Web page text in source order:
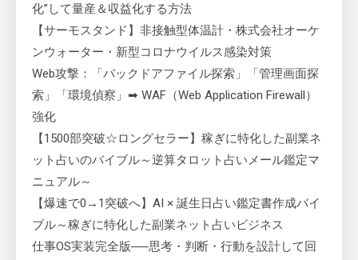
化”して量産＆収益化する方法
【サーモスタンド】非接触型体温計・株式会社オーケ
ンウォーター・新型コロナウイルス感染対策
Web攻撃：「バックドアファイル探索」「管理画面探
索」「環境偵察」➡ WAF（Web Application Firewall）
強化
【1500部突破☆ロングセラー】稼ぎに特化した副業ネ
ット占いのバイブル～逆算タロット占いメール鑑定マ
ニュアル～
【爆速で0→1突破へ】AI × 誕生日占い鑑定書作成バイ
ブル～稼ぎに特化した副業ネット占いビジネス
仕事OS実装完全版──思考・判断・行動を設計して回